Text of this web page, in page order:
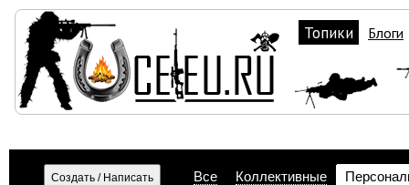
Топики Блоги
Все Коллективные